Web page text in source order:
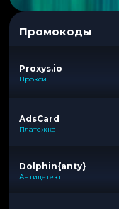
Промокоды
Proxys.io
Прокси
AdsCard
Платежка
Dolphin{anty}
Антидетект